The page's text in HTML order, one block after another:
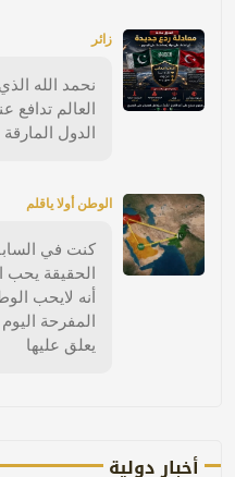
زائر
نحمد الله
العالم تدافع
الدول المارقة
الوطن أولا ياقلم
كنت في
الحقيقة يحب
أنه لايحب
المفرحة
يعلق عليها
أخبار دولية